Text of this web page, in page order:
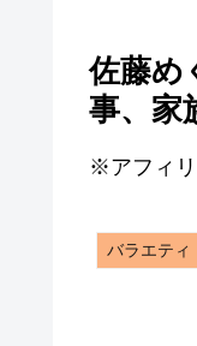
佐藤め
事、家
※アフィ
バラエティ